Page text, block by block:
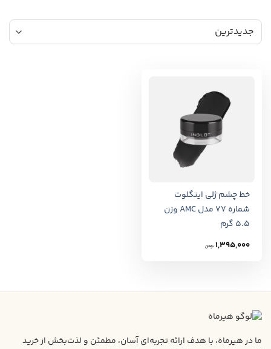
خط چشم ژلی اینگلوت
شماره 77 مدل AMC وزن
5.5 گرم
1,395,000 تومان
ما در هیرماه، با هدف ارائه تجربه‌ای آسان، مطمئن و لذت‌بخش از خرید